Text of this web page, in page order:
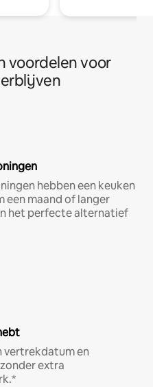
voordelen voor
hebben een keuken
een maand of langer
het perfecte alternatief
vertrekdatum en
extra